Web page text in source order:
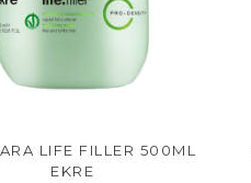
LIFE FILLER 500ML
EKRE